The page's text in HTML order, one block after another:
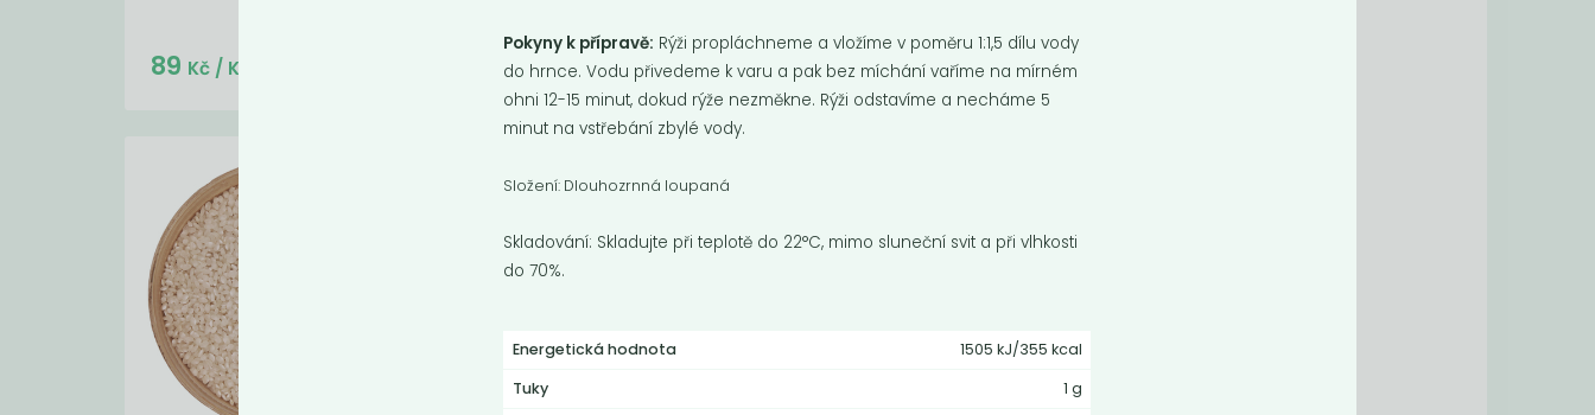
Do košíku:
89 Kč/ Kg Do košíku: (99 )
99Kč/ Kg Do košíku:
89Kč/ Kg
Pokyny k přípravě: Rýži propláchneme a vložíme v poměru 1:1,5 dílu vody
do hrnce. Vodu přivedeme k varu a pak bez míchání vaříme na mírném
ohni 12-15 minut, dokud rýže nezměkne. Rýži odstavíme a necháme 5
minut na vstřebání zbylé vody.
Složení: Dlouhozrnná loupaná
Skladování: Skladujte při teplotě do 22°C, mimo sluneční svit a při vlhkosti
do 70%.
Energetická hodnota
1505 kJ/355 kcal
Tuky
1 g